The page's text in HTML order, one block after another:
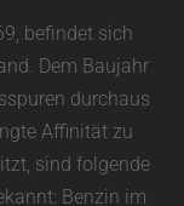
befindet sich
Dem Baujahr
durchaus
Affinität zu
sind folgende
Benzin im